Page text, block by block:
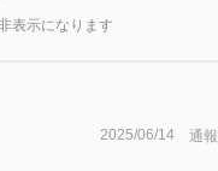
表示になります
2025/06/14 通報